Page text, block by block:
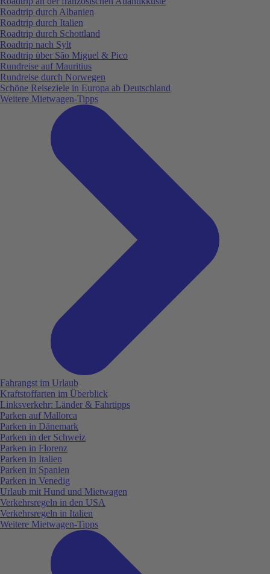
Roadtrip durch Albanien
Roadtrip durch Italien
Roadtrip durch Schottland
Roadtrip nach Sylt
Roadtrip über São Miguel & Pico
Rundreise auf Mauritius
Rundreise durch Norwegen
Schöne Reiseziele in Europa ab Deutschland
Weitere Mietwagen-Tipps
Fahrangst im Urlaub
Kraftstoffarten im Überblick
Linksverkehr: Länder & Fahrtipps
Parken auf Mallorca
Parken in Dänemark
Parken in der Schweiz
Parken in Florenz
Parken in Italien
Parken in Spanien
Parken in Venedig
Urlaub mit Hund und Mietwagen
Verkehrsregeln in den USA
Verkehrsregeln in Italien
Weitere Mietwagen-Tipps